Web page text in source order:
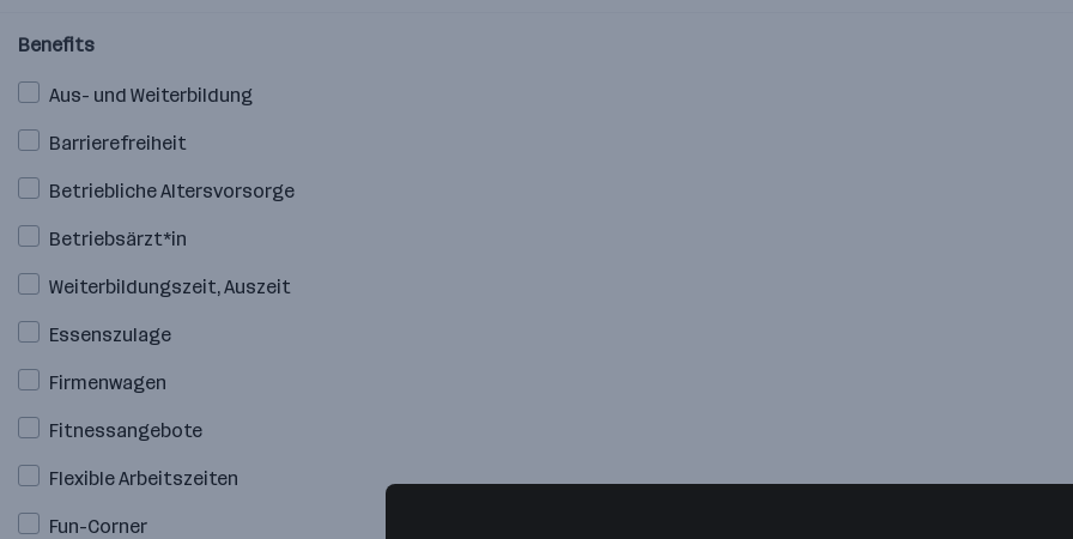
Benefits
Aus- und Weiterbildung
Barrierefreiheit
Betriebliche Altersvorsorge
Betriebsärzt*in
Weiterbildungszeit, Auszeit
Essenszulage
Firmenwagen
Fitnessangebote
Flexible Arbeitszeiten
Fun-Corner